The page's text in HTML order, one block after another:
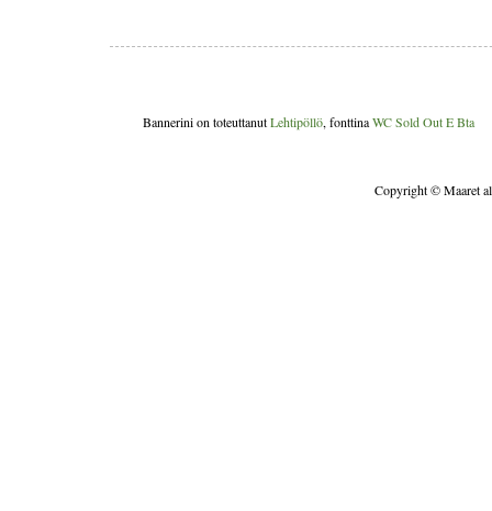
Bannerini on toteuttanutLehtipöllö, fonttinaWC Sold Out E Bta
Copyright © Maaret